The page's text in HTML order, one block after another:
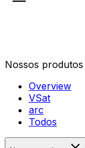
Nossos produtos
Overview
VSat
arc
Todos